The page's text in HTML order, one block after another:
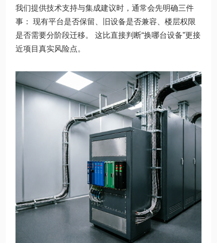
我们提供技术支持与集成建议时，通常会先明确三件
事： 现有平台是否保留、旧设备是否兼容、楼层权限
是否需要分阶段迁移。 这比直接判断“换哪台设备”更接
近项目真实风险点。